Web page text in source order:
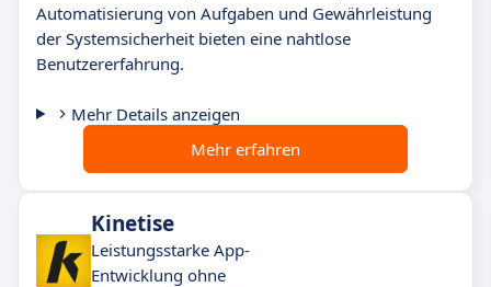
Automatisierung von Aufgaben und Gewährleistung
der Systemsicherheit bieten eine nahtlose
Benutzererfahrung.
Mehr Details anzeigen
Mehr erfahren
Kinetise
Leistungsstarke App-
Entwicklung ohne